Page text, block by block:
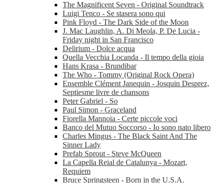
The Magnificent Seven - Original Soundtrack
Luigi Tenco - Se stasera sono qui
Pink Floyd - The Dark Side of the Moon
J. Mac Laughlin, A. Di Meola, P. De Lucia -
Friday night in San Francisco
Delirium - Dolce acqua
Quella Vecchia Locanda - Il tempo della gioia
Hans Krasa - Brundibar
The Who - Tommy (Original Rock Opera)
Ensemble Clément Janequin - Josquin Desprez,
Septiesme livre de chansons
Peter Gabriel - So
Paul Simon - Graceland
Fiorella Mannoia - Certe piccole voci
Banco del Mutuo Soccorso - Io sono nato libero
Charles Mingus - The Black Saint And The
Sinner Lady
Prefab Sprout - Steve McQueen
La Capella Reial de Catalunya - Mozart,
Requiem
Bruce Springsteen - Born in the U.S.A.